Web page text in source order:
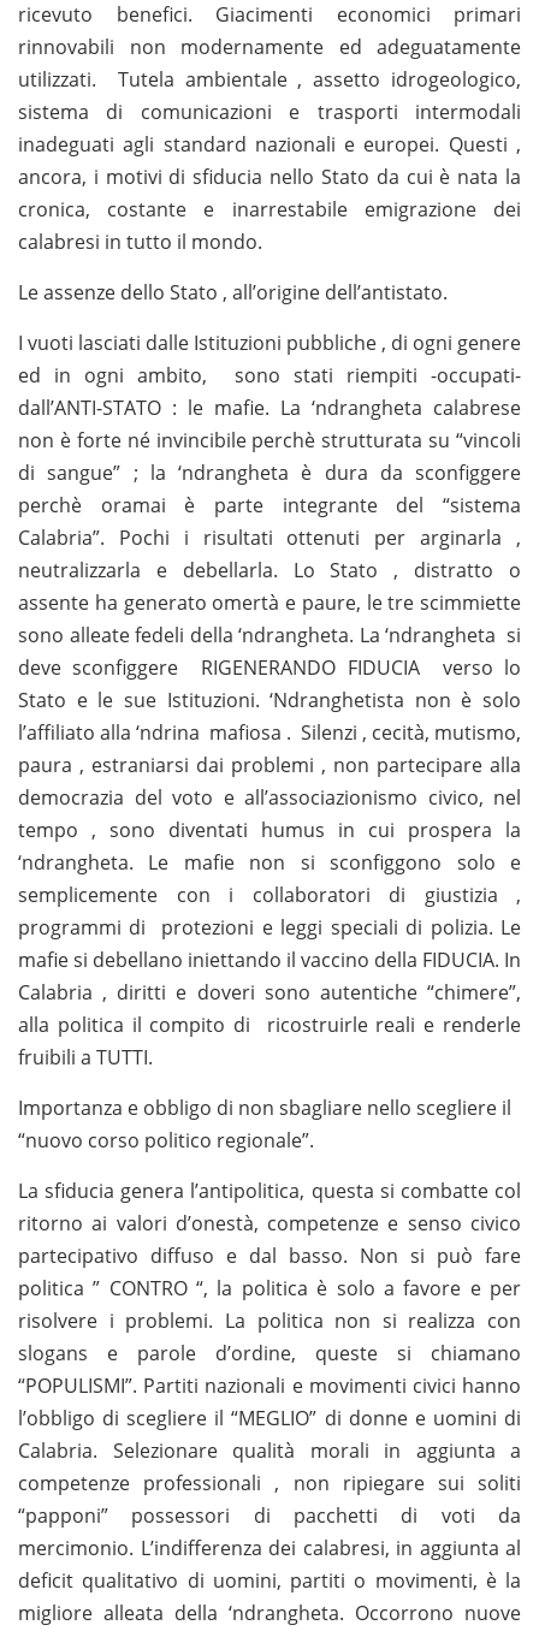
ricevuto benefici. Giacimenti economici primari
rinnovabili non modernamente ed adeguatamente
utilizzati. Tutela ambientale , assetto idrogeologico,
sistema di comunicazioni e trasporti intermodali
inadeguati agli standard nazionali e europei. Questi ,
ancora, i motivi di sfiducia nello Stato da cui è nata la
cronica, costante e inarrestabile emigrazione dei
calabresi in tutto il mondo.
Le assenze dello Stato , all’origine dell’antistato.
I vuoti lasciati dalle Istituzioni pubbliche , di ogni genere
ed in ogni ambito, sono stati riempiti -occupati-
dall’ANTI-STATO : le mafie. La ‘ndrangheta calabrese
non è forte né invincibile perchè strutturata su “vincoli
di sangue” ; la ‘ndrangheta è dura da sconfiggere
perchè oramai è parte integrante del “sistema
Calabria”. Pochi i risultati ottenuti per arginarla ,
neutralizzarla e debellarla. Lo Stato , distratto o
assente ha generato omertà e paure, le tre scimmiette
sono alleate fedeli della ‘ndrangheta. La ‘ndrangheta si
deve sconfiggere RIGENERANDO FIDUCIA verso lo
Stato e le sue Istituzioni. ‘Ndranghetista non è solo
l’affiliato alla ‘ndrina mafiosa . Silenzi , cecità, mutismo,
paura , estraniarsi dai problemi , non partecipare alla
democrazia del voto e all’associazionismo civico, nel
tempo , sono diventati humus in cui prospera la
‘ndrangheta. Le mafie non si sconfiggono solo e
semplicemente con i collaboratori di giustizia ,
programmi di protezioni e leggi speciali di polizia. Le
mafie si debellano iniettando il vaccino della FIDUCIA. In
Calabria , diritti e doveri sono autentiche “chimere”,
alla politica il compito di ricostruirle reali e renderle
fruibili a TUTTI.
Importanza e obbligo di non sbagliare nello scegliere il
“nuovo corso politico regionale”.
La sfiducia genera l’antipolitica, questa si combatte col
ritorno ai valori d’onestà, competenze e senso civico
partecipativo diffuso e dal basso. Non si può fare
politica ” CONTRO “, la politica è solo a favore e per
risolvere i problemi. La politica non si realizza con
slogans e parole d’ordine, queste si chiamano
“POPULISMI”. Partiti nazionali e movimenti civici hanno
l’obbligo di scegliere il “MEGLIO” di donne e uomini di
Calabria. Selezionare qualità morali in aggiunta a
competenze professionali , non ripiegare sui soliti
“papponi” possessori di pacchetti di voti da
mercimonio. L’indifferenza dei calabresi, in aggiunta al
deficit qualitativo di uomini, partiti o movimenti, è la
migliore alleata della ‘ndrangheta. Occorrono nuove